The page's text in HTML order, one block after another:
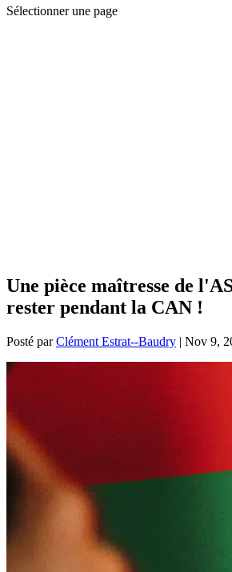
Sélectionner une page
Une pièce maîtresse de
rester pendant la CAN !
Posté parClément Estrat--Baudry | Nov 9,